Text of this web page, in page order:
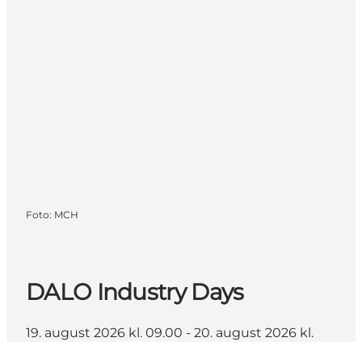
Foto: MCH
DALO Industry Days
19. august 2026 kl. 09.00 - 20. august 2026 kl.